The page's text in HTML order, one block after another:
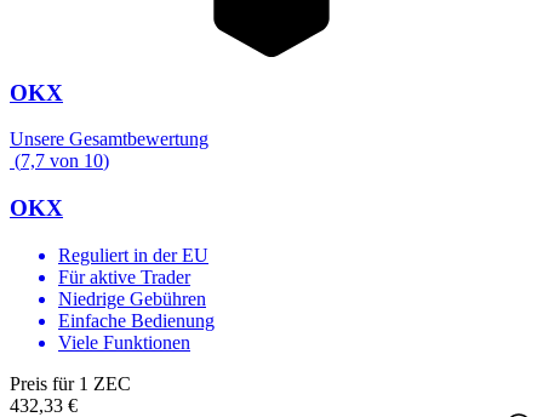
OKX
Unsere Gesamtbewertung
(7,7 von 10)
OKX
Reguliert in der EU
Für aktive Trader
Niedrige Gebühren
Einfache Bedienung
Viele Funktionen
Preis für 1 ZEC
432,33 €